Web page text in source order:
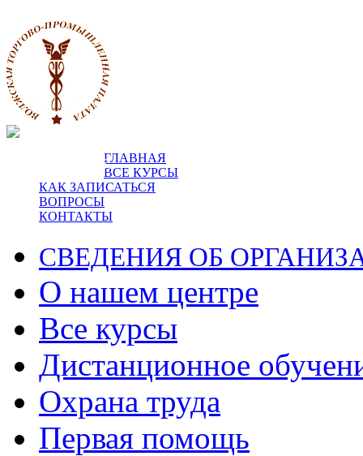
пр-т Ленина, 5.ГЛАВНАЯ
ВСЕ КУРСЫ
КАК ЗАПИСАТЬСЯ
ВОПРОСЫ
КОНТАКТЫ
СВЕДЕНИЯ ОБ
О нашем центре
Все курсы
Дистанционное
Охрана труда
Первая помощь